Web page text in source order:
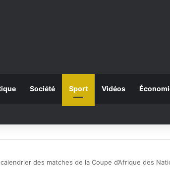
Société Sport Vidéos
des matches de la Coupe d’Afrique des